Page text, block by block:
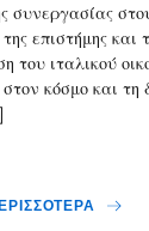
συνεργασίας
επιστήμης και
του ιταλικού
κόσμο και τη